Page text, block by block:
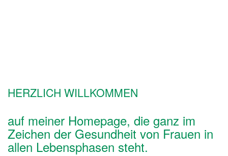
HERZLICH WILLKOMMEN
auf meiner Homepage, die ganz im
Zeichen der Gesundheit von Frauen in
allen Lebensphasen steht.